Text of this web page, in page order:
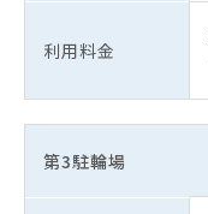
利用料金
第3駐輪場